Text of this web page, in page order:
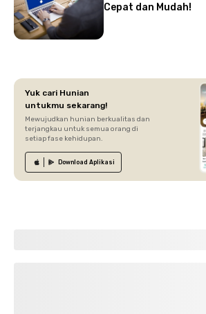
Cepat dan Mudah!
Yuk cari Hunian
untukmu sekarang!
Mewujudkan hunian berkualitas dan
terjangkau untuk semua orang di
setiap fase kehidupan.
Download Aplikasi